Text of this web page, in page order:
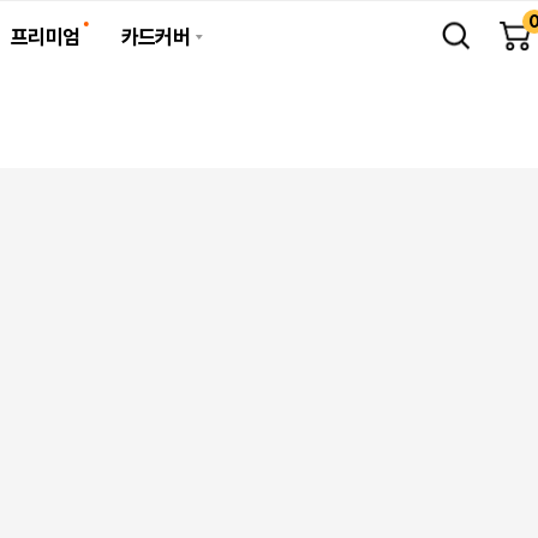
프리미엄 카드커버